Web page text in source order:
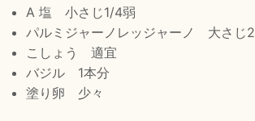
A 塩 小さじ1/4弱
パルミジャーノレッジャーノ 大さじ2
こしょう 適宜
バジル 1本分
塗り卵 少々